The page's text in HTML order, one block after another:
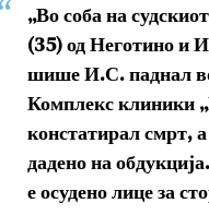
„Во соба на
(35) од Неготино и
шише И.С. паднал во
Комплекс клиники
констатирал смрт,
дадено на
е осудено лице за